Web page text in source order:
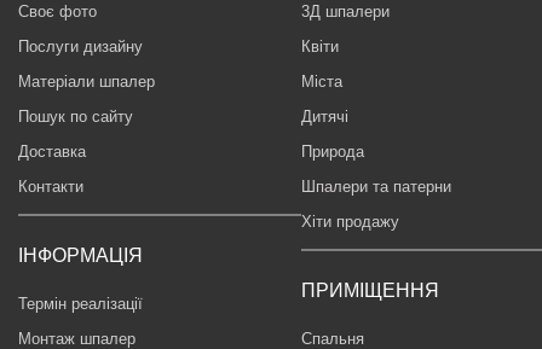
Своє фото
Послуги дизайну
Матеріали шпалер
Пошук по сайту
Доставка
Контакти
ІНФОРМАЦІЯ
Термін реалізації
Монтаж шпалер
3Д шпалери
Квіти
Міста
Дитячі
Природа
Шпалери та патерни
Хіти продажу
ПРИМІЩЕННЯ
Спальня